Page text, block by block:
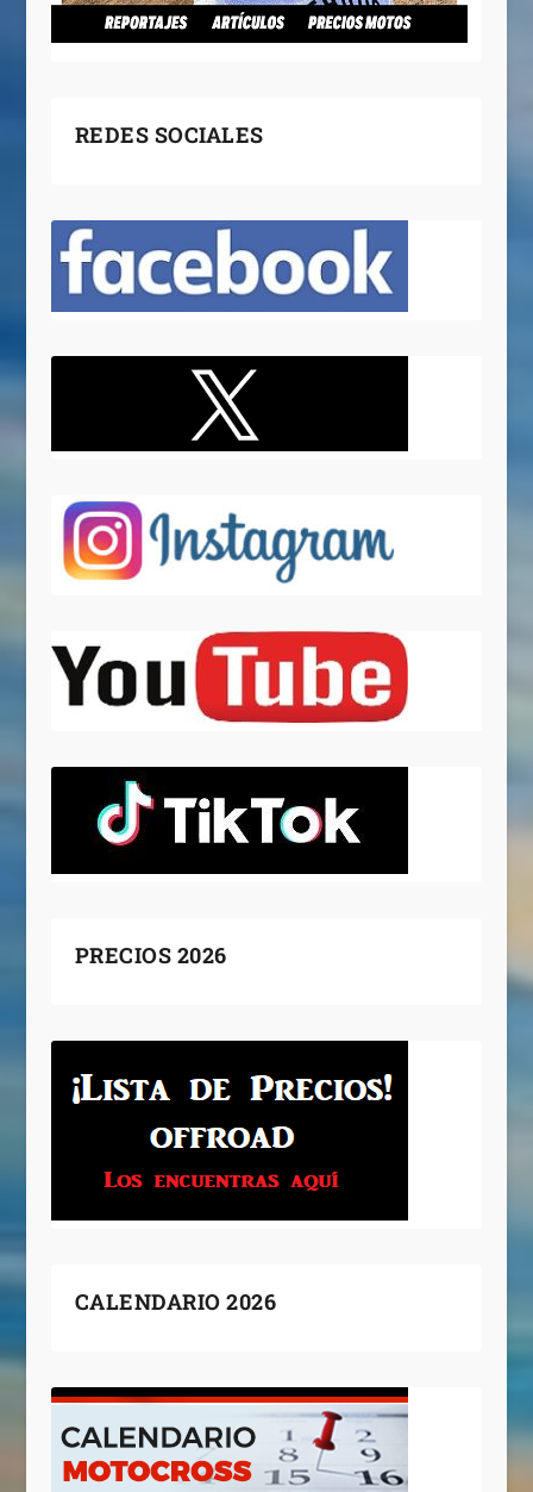
REDES SOCIALES
PRECIOS 2026
CALENDARIO 2026